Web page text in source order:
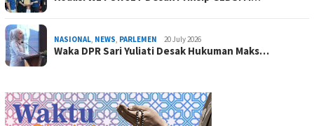
NASIONAL, NEWS, PARLEMEN 20 July 2026
Waka DPR Sari Yuliati Desak Hukuman Maks…